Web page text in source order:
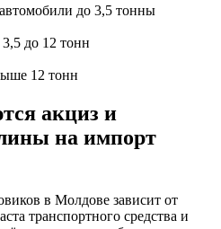
до 3,5 тонны
до 12 тонн
12 тонн
акциз и
на импорт
в Молдове зависит от
транспортного средства и